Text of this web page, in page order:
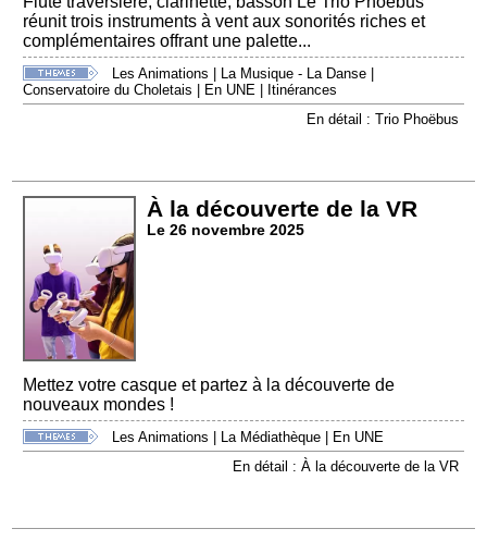
réunit trois instruments à vent aux sonorités riches et
complémentaires offrant une palette...
Les Animations | La Musique - La Danse |
Conservatoire du Choletais | En UNE | Itinérances
En détail : Trio Phoëbus
À la découverte de la VR
Le 26 novembre 2025
Mettez votre casque et partez à la découverte de
nouveaux mondes !
Les Animations La Médiathèque
En UNE
En détail : À la découverte de la VR